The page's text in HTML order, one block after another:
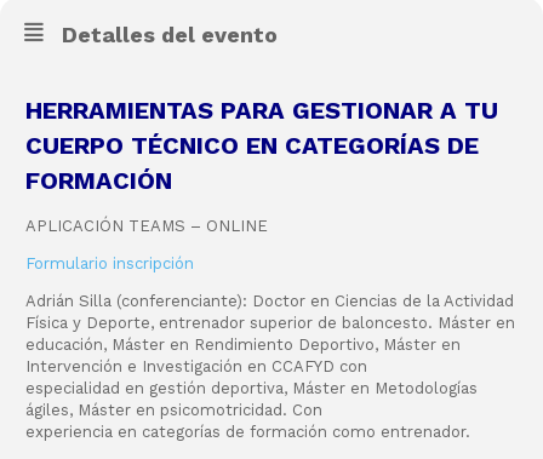
Detalles del evento
HERRAMIENTAS PARA GESTIONAR A TU
CUERPO TÉCNICO EN CATEGORÍAS DE
FORMACIÓN
APLICACIÓN TEAMS – ONLINE
Formulario inscripción
Adrián Silla (conferenciante): Doctor en Ciencias de la Actividad
Física y Deporte, entrenador superior de baloncesto. Máster en
educación, Máster en Rendimiento Deportivo, Máster en
Intervención e Investigación en CCAFYD con
especialidad en gestión deportiva, Máster en Metodologías
ágiles, Máster en psicomotricidad. Con
experiencia en categorías de formación como entrenador.